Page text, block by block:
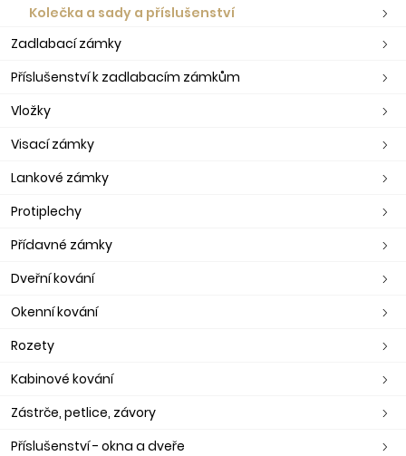
Kolečka a sady a příslušenství
Zadlabací zámky
Příslušenství k zadlabacím zámkům
Vložky
Visací zámky
Lankové zámky
Protiplechy
Přídavné zámky
Dveřní kování
Okenní kování
Rozety
Kabinové kování
Zástrče, petlice, závory
Příslušenství - okna a dveře